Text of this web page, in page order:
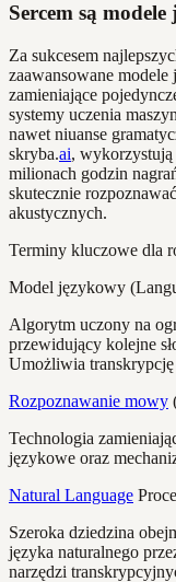
Sercem są
Za sukcesem
zaawansowane
zamieniające
systemy uczenia
nawet niuanse
skryba.ai, wykorzystują
milionach godzin
skutecznie
akustycznych.
Terminy kluczowe dla
Model językowy
Algorytm uczony na
przewidujący kolejne
Umożliwia transkrypcję
Rozpoznawanie mowy
Technologia
językowe oraz
Natural Language
Szeroka dziedzina
języka naturalnego
narzędzi